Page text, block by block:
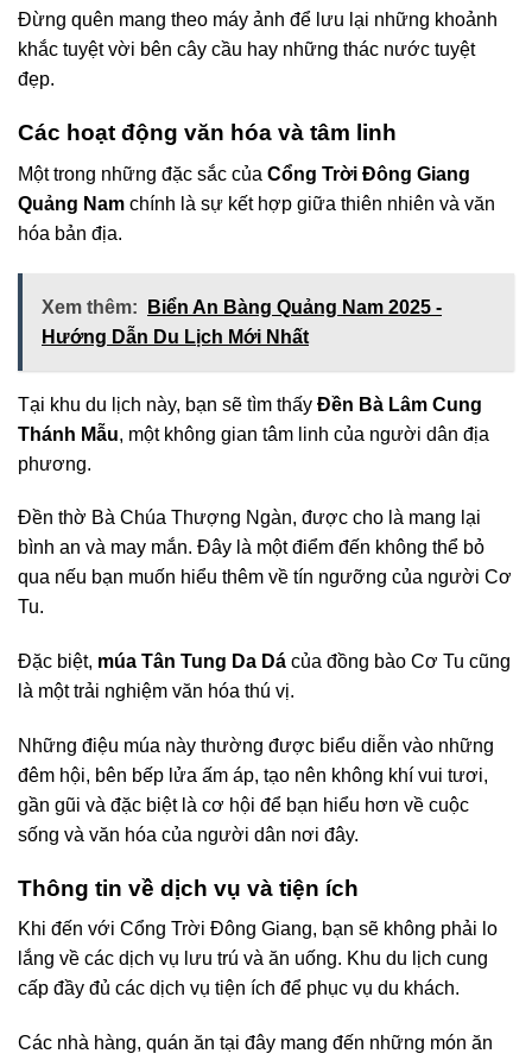
Đừng quên mang theo máy ảnh để lưu lại những khoảnh
khắc tuyệt vời bên cây cầu hay những thác nước tuyệt
đẹp.
Các hoạt động văn hóa và tâm linh
Một trong những đặc sắc của Cổng Trời Đông Giang
Quảng Nam chính là sự kết hợp giữa thiên nhiên và văn
hóa bản địa.
Xem thêm:
Biển An Bàng Quảng Nam 2025 -
Hướng Dẫn Du Lịch Mới Nhất
Tại khu du lịch này, bạn sẽ tìm thấy Đền Bà Lâm Cung
Thánh Mẫu, một không gian tâm linh của người dân địa
phương.
Đền thờ Bà Chúa Thượng Ngàn, được cho là mang lại
bình an và may mắn. Đây là một điểm đến không thể bỏ
qua nếu bạn muốn hiểu thêm về tín ngưỡng của người Cơ
Tu.
Đặc biệt, múa Tân Tung Da Dá của đồng bào Cơ Tu cũng
là một trải nghiệm văn hóa thú vị.
Những điệu múa này thường được biểu diễn vào những
đêm hội, bên bếp lửa ấm áp, tạo nên không khí vui tươi,
gần gũi và đặc biệt là cơ hội để bạn hiểu hơn về cuộc
sống và văn hóa của người dân nơi đây.
Thông tin về dịch vụ và tiện ích
Khi đến với Cổng Trời Đông Giang, bạn sẽ không phải lo
lắng về các dịch vụ lưu trú và ăn uống. Khu du lịch cung
cấp đầy đủ các dịch vụ tiện ích để phục vụ du khách.
Các nhà hàng, quán ăn tại đây mang đến những món ăn